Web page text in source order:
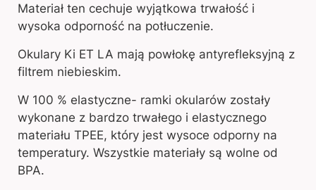
Materiał ten cechuje wyjątkowa trwałość i
wysoka odporność na potłuczenie.
Okulary Ki ET LA mają powłokę antyrefleksyjną z
filtrem niebieskim.
W 100 % elastyczne- ramki okularów zostały
wykonane z bardzo trwałego i elastycznego
materiału TPEE, który jest wysoce odporny na
temperatury. Wszystkie materiały są wolne od
BPA.